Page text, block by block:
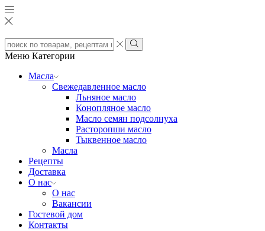
Search
input
Search
Меню Категории
Масла
Свежедавленное масло
Льняное масло
Конопляное масло
Масло семян подсолнуха
Расторопши масло
Тыквенное масло
Масла
Рецепты
Доставка
О нас
О нас
Вакансии
Гостевой дом
Контакты